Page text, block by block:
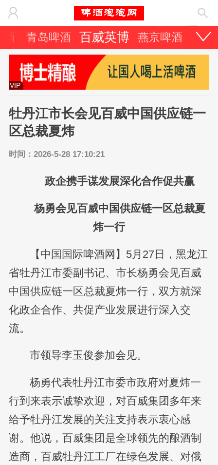
酒 青岛啤酒 百威英博 燕京啤酒 重
VIP
牡丹江市长会见百威中国供应链一
区总裁夏炜
时间：2026-5-28 17:10:21
政企携手谋发展深化合作促共赢
杨勇会见百威中国供应链一区总裁夏
炜一行
【中国国际啤酒网】5月27日，黑龙江
省牡丹江市委副书记、市长杨勇会见百威
中国供应链一区总裁夏炜一行，双方就深
化政企合作、共促产业发展进行深入交
流。
市领导李玉俊参加会见。
杨勇代表牡丹江市委市政府对夏炜一
行到来表示诚挚欢迎，对百威集团多年来
给予牡丹江发展的关注支持表示衷心感
谢。他说，百威集团是全球领先的酿酒制
造商，百威牡丹江工厂在绿色发展、对俄